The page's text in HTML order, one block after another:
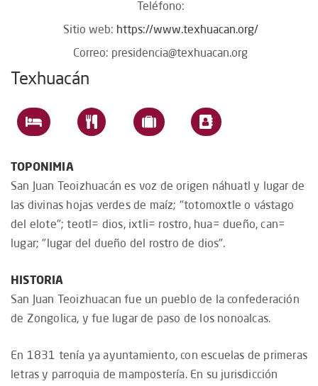
Teléfono:
Sitio web: https://www.texhuacan.org/
Correo: presidencia@texhuacan.org
Texhuacán
TOPONIMIA
San Juan Teoizhuacán es voz de origen náhuatl y lugar de
las divinas hojas verdes de maíz; "totomoxtle o vástago
del elote"; teotl= dios, ixtli= rostro, hua= dueño, can=
lugar; "lugar del dueño del rostro de dios".
HISTORIA
San Juan Teoizhuacan fue un pueblo de la confederación
de Zongolica, y fue lugar de paso de los nonoalcas.
En 1831 tenía ya ayuntamiento, con escuelas de primeras
letras y parroquia de mampostería. En su jurisdicción